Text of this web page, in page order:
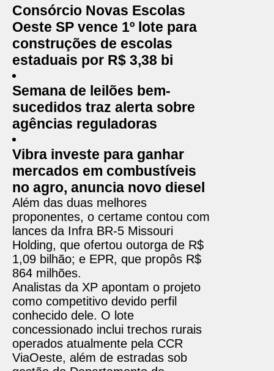
Consórcio Novas Escolas
Oeste SP vence 1º lote para
construções de escolas
estaduais por R$ 3,38 bi
Semana de leilões bem-
sucedidos traz alerta sobre
agências reguladoras
Vibra investe para ganhar
mercados em combustíveis
no agro, anuncia novo diesel
Além das duas melhores
proponentes, o certame contou com
lances da Infra BR-5 Missouri
Holding, que ofertou outorga de R$
1,09 bilhão; e EPR, que propôs R$
864 milhões.
Analistas da XP apontam o projeto
como competitivo devido perfil
conhecido dele. O lote
concessionado inclui trechos rurais
operados atualmente pela CCR
ViaOeste, além de estradas sob